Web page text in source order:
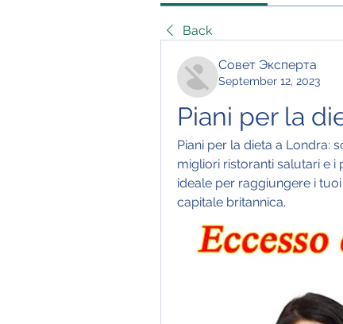
Back
Совет Эксперта
September 12, 2023
Piani per la
Piani per la dieta a Londra:
migliori ristoranti salutari e i
ideale per raggiungere i
capitale britannica.